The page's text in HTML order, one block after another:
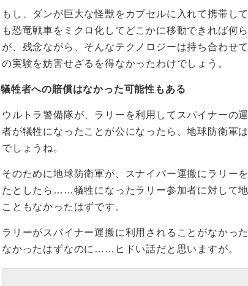
もし、ダンが巨大な怪獣をカプセルに入れて携帯し
も恐竜戦車をミクロ化してどこかに移動できれば何
が、残念ながら、そんなテクノロジーは持ち合わせ
の実験を妨害せざるを得なかったわけでしょう。
犠牲者への賠償はなかった可能性もある
ウルトラ警備隊が、ラリーを利用してスパイナーの
者が犠牲になったことが公になったら、地球防衛軍
でしょうね。
そのために地球防衛軍が、スナイパー運搬にラリー
たとしたら……犠牲になったラリー参加者に対して
こともなかったはずです。
ラリーがスパイナー運搬に利用されることがなかっ
なかったはずなのに……ヒドい話だと思いますが。